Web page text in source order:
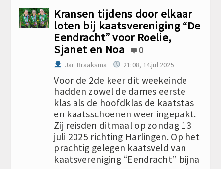
Kransen tijdens door elkaar
loten bij kaatsvereniging “De
Eendracht” voor Roelie,
Sjanet en Noa
0
Jan Braaksma 21:08, 14.jul 2025
Voor de 2de keer dit weekeinde
hadden zowel de dames eerste
klas als de hoofdklas de kaatstas
en kaatsschoenen weer ingepakt.
Zij reisden ditmaal op zondag 13
juli 2025 richting Harlingen. Op het
prachtig gelegen kaatsveld van
kaatsvereniging “Eendracht” bijna